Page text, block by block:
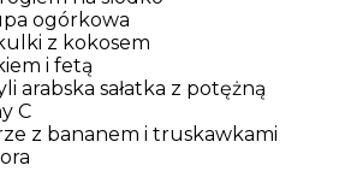
ogórkowa
z kokosem
i fetą
arabska sałatka z potężną
C
z bananem i truskawkami